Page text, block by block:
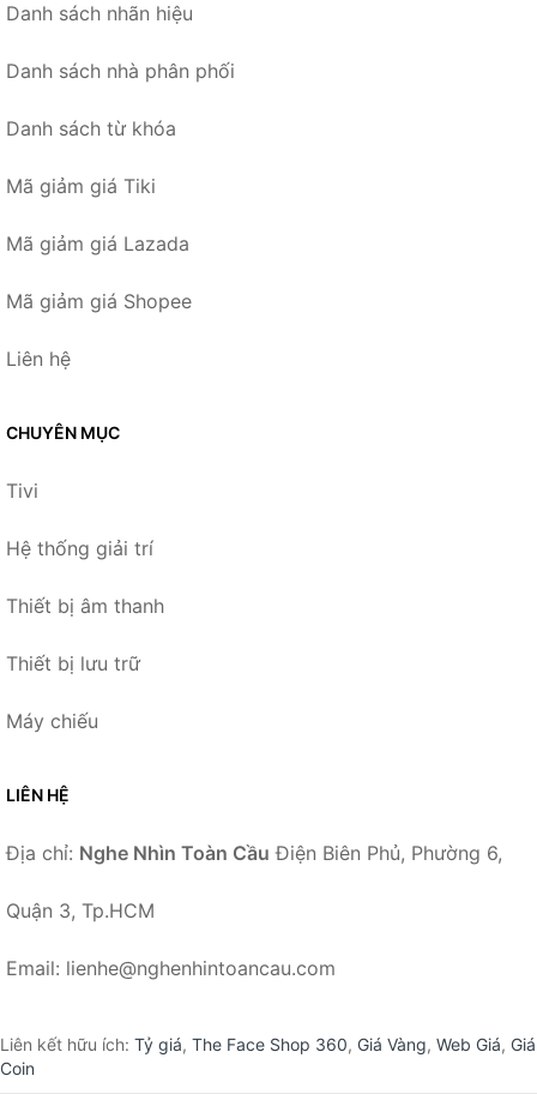
Danh sách nhãn hiệu
Danh sách nhà phân phối
Danh sách từ khóa
Mã giảm giá Tiki
Mã giảm giá Lazada
Mã giảm giá Shopee
Liên hệ
CHUYÊN MỤC
Tivi
Hệ thống giải trí
Thiết bị âm thanh
Thiết bị lưu trữ
Máy chiếu
LIÊN HỆ
Địa chỉ: Nghe Nhìn Toàn Cầu Điện Biên Phủ, Phường 6,
Quận 3, Tp.HCM
Email: lienhe@nghenhintoancau.com
Liên kết hữu ích: Tỷ giá, The Face Shop 360, Giá Vàng, Web Giá, Giá
Coin